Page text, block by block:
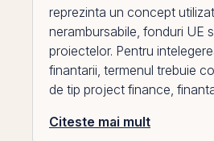
reprezinta un concept
nerambursabile, fonduri UE
proiectelor. Pentru
finantarii, termenul trebuie
de tip project finance,
Citeste mai mult